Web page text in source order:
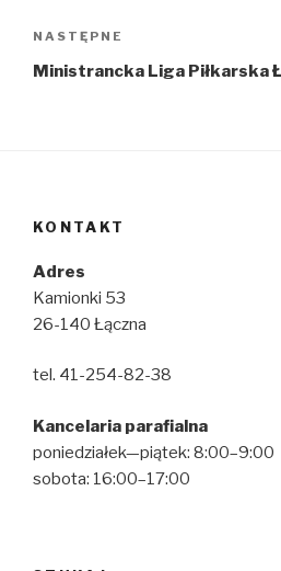
Następny
wpis
NASTĘPNE
Ministrancka Liga Piłkarska
KONTAKT
Adres
Kamionki 53
26-140 Łączna
tel. 41-254-82-38
Kancelaria parafialna
poniedziałek—piątek: 8:00–9:00
sobota: 16:00–17:00